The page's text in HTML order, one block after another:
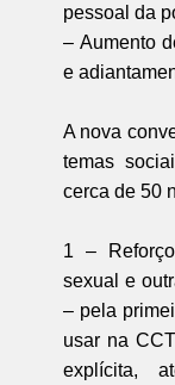
pessoal da
– Aumento
e
A nova
temas
cerca de 50
1 –
sexual e
– pela
usar na
explícita,